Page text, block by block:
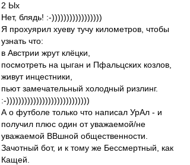
2 Ых
Нет, блядь! :-)))))))))))))))))
Я прохуярил хуеву тучу километров, чтобы
узнать что:
в Австрии жрут клёцки,
посмотреть на цыган и Пфальцских козлов,
живут инцестники,
пьют замечательный холодный ризлинг.
:-))))))))))))))))))))))))))))
А о футболе только что написал УрАл - и
получил плюс один от уважаемой/не
уважаемой ВВшной общественности.
Зачотный бот, и к тому же Бессмертный, как
Кащей.